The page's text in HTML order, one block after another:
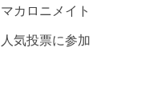
マカロニメイト
人気投票に参加